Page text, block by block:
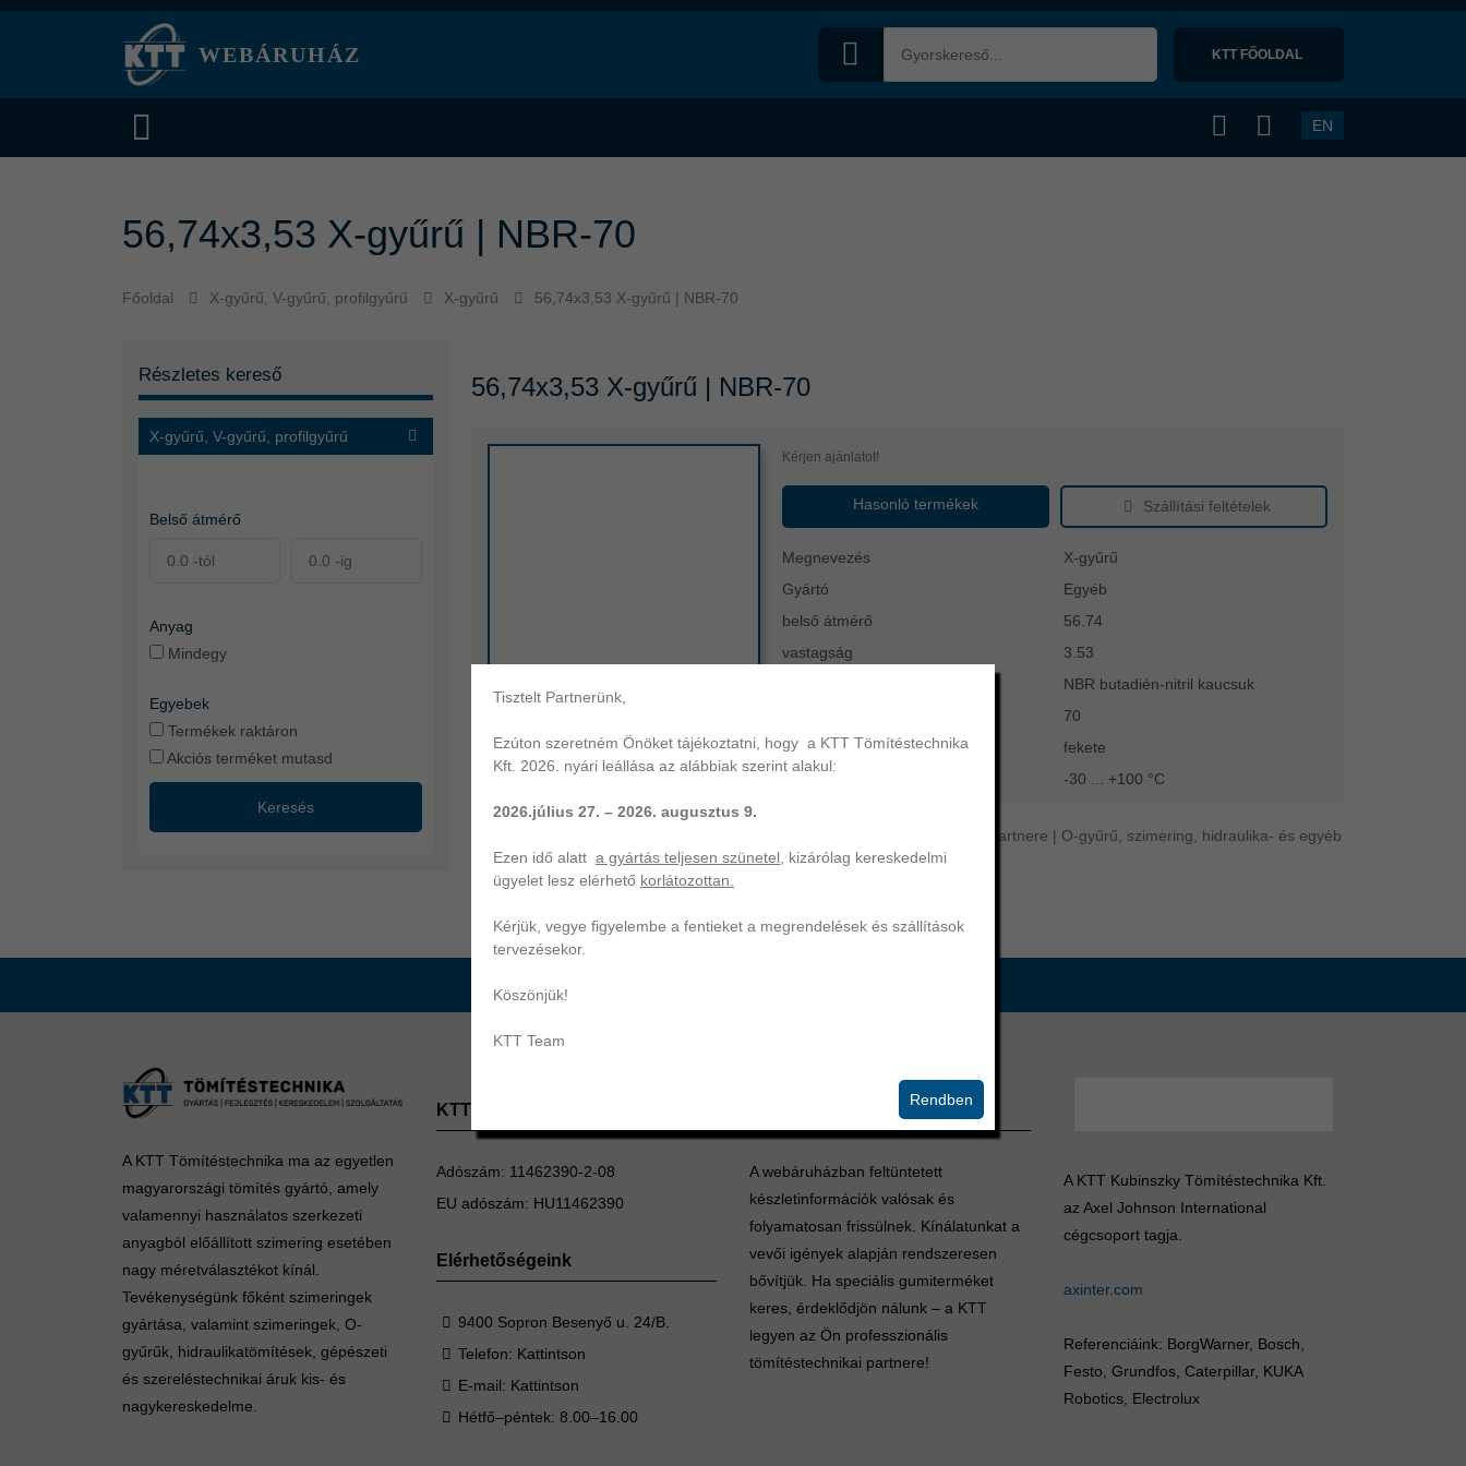
WEBÁRUHÁZ KTT FŐOLDAL
EN
56,74x3,53 X-gyűrű | NBR-70
Főoldal X-gyűrű, V-gyűrű, profilgyűrű X-gyűrű 56,74x3,53 X-gyűrű | NBR-70
Részletes kereső
X-gyűrű, V-gyűrű, profilgyűrű
Belső átmérő
Anyag
Mindegy
Egyebek
Termékek raktáron
Akciós terméket mutasd
Keresés
56,74x3,53 X-gyűrű | NBR-70
egyéb 56,74x3,53 x-ring xr
Kérjen ajánlatot!
Hasonló termékek Szállítási feltételek
Megnevezés
X-gyűrű
Gyártó
Egyéb
belső átmérő
56.74
vastagság
3.53
NBR butadién-nitril kaucsuk
70
szín
fekete
-30 ... +100 °C
56,74x3,53 X-gyűrű | NBR-70. KTT Tömítéstechnika az Ön professzionális partnere | O-gyűrű, szimering, hidraulika- és egyéb
tömítés gyártása és forgalmazása széles választékban.
A KTT Tömítéstechnika ma az egyetlen
magyarországi tömítés gyártó, amely
valamennyi használatos szerkezeti
anyagból előállított szimering esetében
nagy méretválasztékot kínál.
Tevékenységünk főként szimeringek
gyártása, valamint szimeringek, O-
gyűrűk, hidraulikatömítések, gépészeti
és szereléstechnikai áruk kis- és
nagykereskedelme.
KTT Tömítéstechnika Kft.
Adószám: 11462390-2-08
EU adószám: HU11462390
Elérhetőségeink
9400 Sopron Besenyő u. 24/B.
Telefon: Kattintson
E-mail: Kattintson
Hétfő–péntek: 8.00–16.00
A webáruházban feltüntetett
készletinformációk valósak és
folyamatosan frissülnek. Kínálatunkat a
vevői igények alapján rendszeresen
bővítjük. Ha speciális gumiterméket
keres, érdeklődjön nálunk – a KTT
legyen az Ön professzionális
tömítéstechnikai partnere!
A KTT Kubinszky Tömítéstechnika Kft.
az Axel Johnson International
cégcsoport tagja.
axinter.com
Referenciáink: BorgWarner, Bosch,
Festo, Grundfos, Caterpillar, KUKA
Robotics, Electrolux
Tisztelt Partnerünk,
Ezúton szeretném Önöket tájékoztatni, hogy a KTT Tömítéstechnika
Kft. 2026. nyári leállása az alábbiak szerint alakul:
2026.július 27. – 2026. augusztus 9.
Ezen idő alatt a gyártás teljesen szünetel , kizárólag kereskedelmi
ügyelet lesz elérhető korlátozottan.
Kérjük, vegye figyelembe a fentieket a megrendelések és szállítások
tervezésekor.
Köszönjük!
KTT Team
Rendben